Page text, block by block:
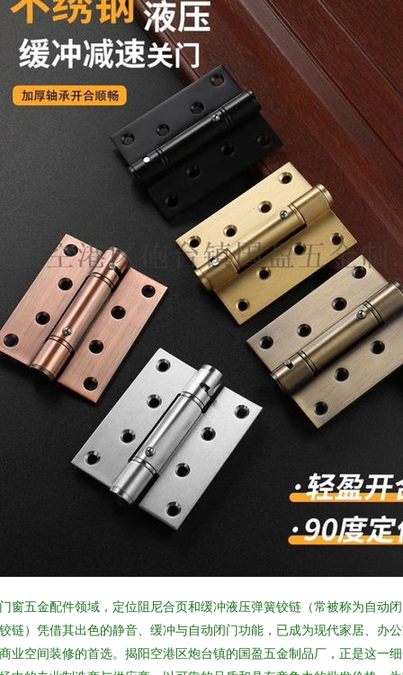
窗五金配件领域，定位阻尼合页和缓冲液压弹簧铰链（常被称为自动
链）凭借其出色的静音、缓冲与自动闭门功能，已成为现代家居、办
业空间装修的首选。揭阳空港区炮台镇的国盈五金制品厂，正是这一